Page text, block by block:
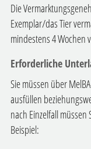
Die
Exemplar/das Tier
mindestens 4 Wochen
Erforderliche
Sie müssen über
ausfüllen
nach Einzelfall
Beispiel: